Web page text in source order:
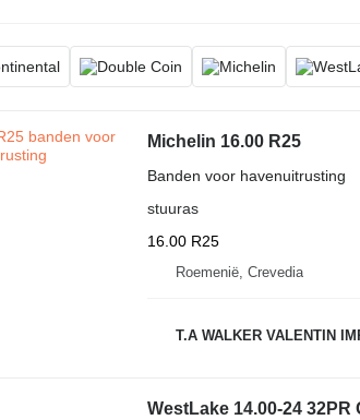
Michelin 16.00 R25
Banden voor havenuitrusting
stuuras
16.00 R25
Roemenië, Crevedia
T.A WALKER VALENTIN
WestLake 14.00-24 32PR